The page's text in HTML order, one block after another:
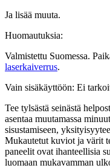
Ja lisää muuta.
Huomautuksia:
Valmistettu Suomessa.
laserkaiverrus.
Vain sisäkäyttöön: Ei
Tee tylsästä seinästä
asentaa muutamassa
sisustamiseen,
Mukautetut kuviot ja värit
paneelit ovat ihanteellisia
luomaan mukavamman